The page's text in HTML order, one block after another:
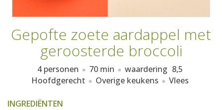
Gepofte zoete aardappel met
geroosterde broccoli
4 personen 70 min waardering 8,5
Hoofdgerecht
Overige keukens Vlees
INGREDIËNTEN